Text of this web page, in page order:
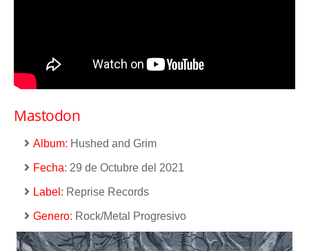
Mastodon
Album: Hushed and Grim
Fecha: 29 de Octubre del 2021
Label : Reprise Records
Genero: Rock/Metal Progresivo